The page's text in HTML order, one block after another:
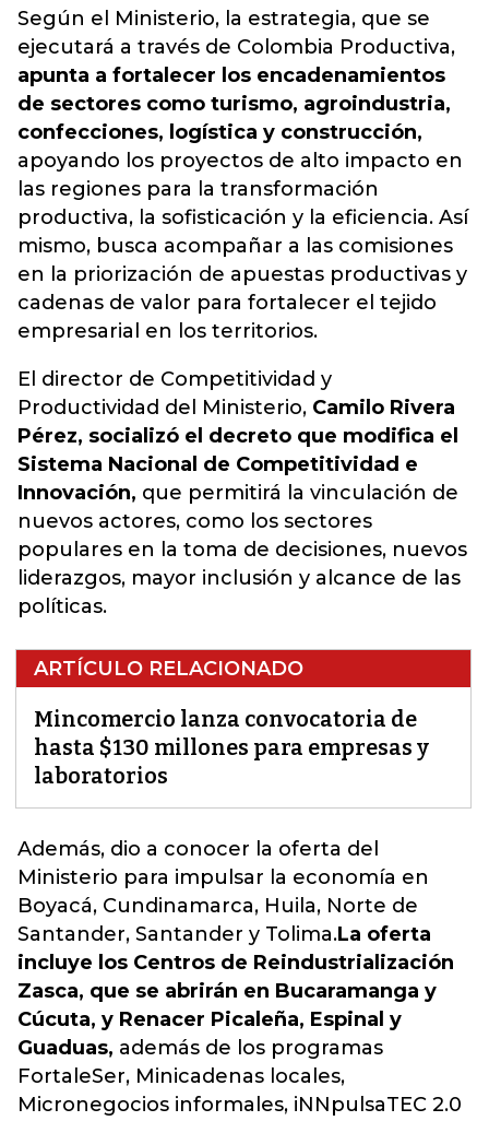
Según el Ministerio, la estrategia, que se
ejecutará a través de Colombia Productiva,
apunta a fortalecer los encadenamientos
de sectores como turismo, agroindustria,
confecciones, logística y construcción,
apoyando los proyectos de alto impacto en
las regiones para la transformación
productiva, la sofisticación y la eficiencia. Así
mismo, busca acompañar a las comisiones
en la priorización de apuestas productivas y
cadenas de valor para fortalecer el tejido
empresarial en los territorios.
El director de Competitividad y
Productividad del Ministerio, Camilo Rivera
Pérez, socializó el decreto que modifica el
Sistema Nacional de Competitividad e
Innovación, que permitirá la vinculación de
nuevos actores, como los sectores
populares en la toma de decisiones, nuevos
liderazgos, mayor inclusión y alcance de las
políticas.
ARTÍCULO RELACIONADO
Mincomercio lanza convocatoria de
hasta $130 millones para empresas y
laboratorios
Además, dio a conocer la oferta del
Ministerio para impulsar la economía en
Boyacá, Cundinamarca, Huila, Norte de
Santander, Santander y Tolima.La oferta
incluye los Centros de Reindustrialización
Zasca, que se abrirán en Bucaramanga y
Cúcuta, y Renacer Picaleña, Espinal y
Guaduas, además de los programas
FortaleSer, Minicadenas locales,
Micronegocios informales, iNNpulsaTEC 2.0